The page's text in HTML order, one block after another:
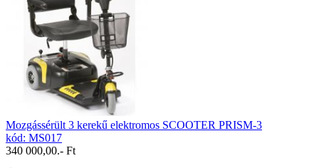
Mozgássérült 3 kerekű elektromos SCOOTER PRISM-3
kód: MS017
340 000,00.- Ft